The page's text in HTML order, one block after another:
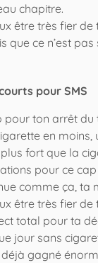
chapitre.
être très fier
que ce n’est
pour SMS
pour ton arrêt du
en moins,
fort que la
pour ce
comme ça, ta
être très fier de
total pour ta
jour sans
déjà gagné